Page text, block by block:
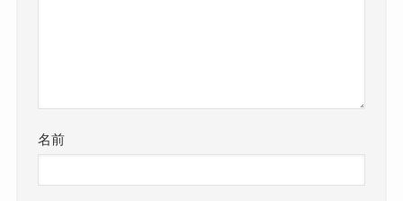
名前